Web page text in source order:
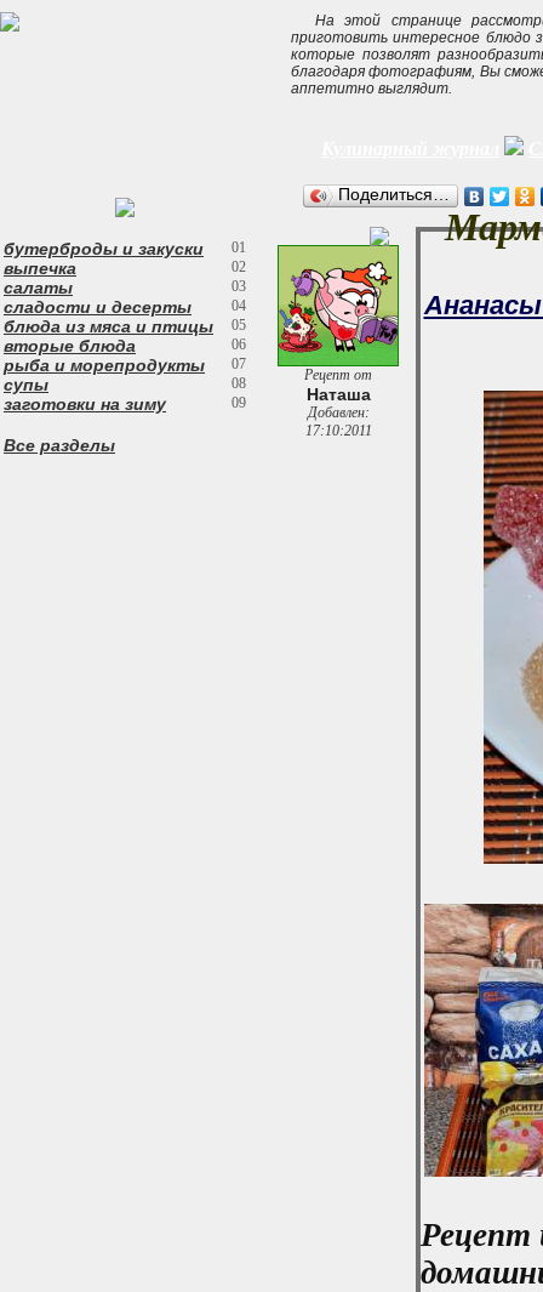
На этой странице
приготовить интересное блюдо
которые позволят
благодаря фотографиям, Вы
аппетитно выглядит.
01
бутерброды и закуски
02
выпечка
03
салаты
04
сладости и десерты
05
блюда из мяса и птицы
06
вторые блюда
07
рыба и морепродукты
08
супы
09
заготовки на зиму
Все разделы
Поделиться…
Рецепт от
Наташа
Добавлен:
17:10:2011
Ананасы
Рецепт